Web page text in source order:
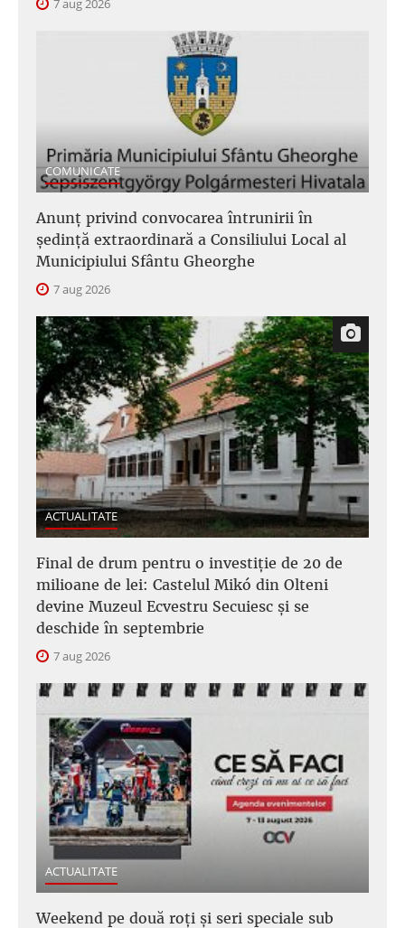
7 aug 2026
COMUNICATE
Anunţ privind convocarea întrunirii în
şedinţă extraordinară a Consiliului Local al
Municipiului Sfântu Gheorghe
7 aug 2026
ACTUALITATE
Final de drum pentru o investiție de 20 de
milioane de lei: Castelul Mikó din Olteni
devine Muzeul Ecvestru Secuiesc și se
deschide în septembrie
7 aug 2026
ACTUALITATE
Weekend pe două roți și seri speciale sub